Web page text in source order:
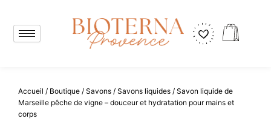
contenu
Panier
Accueil / Boutique / Savons / Savons liquides / Savon liquide de
Marseille pêche de vigne – douceur et hydratation pour mains et
corps